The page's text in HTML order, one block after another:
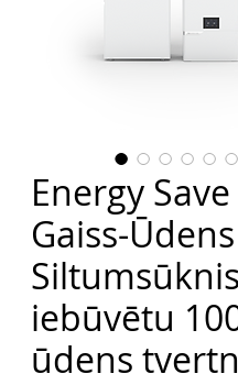
Energy
Gaiss-Ūdens
iebūvētu
ūdens